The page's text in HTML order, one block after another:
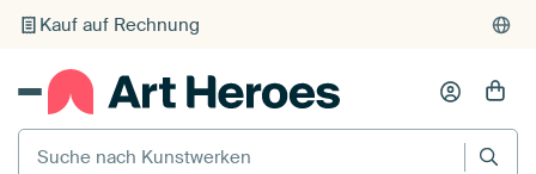
Individueller Druck auf Bestellung
Suche nach Kunstwerken